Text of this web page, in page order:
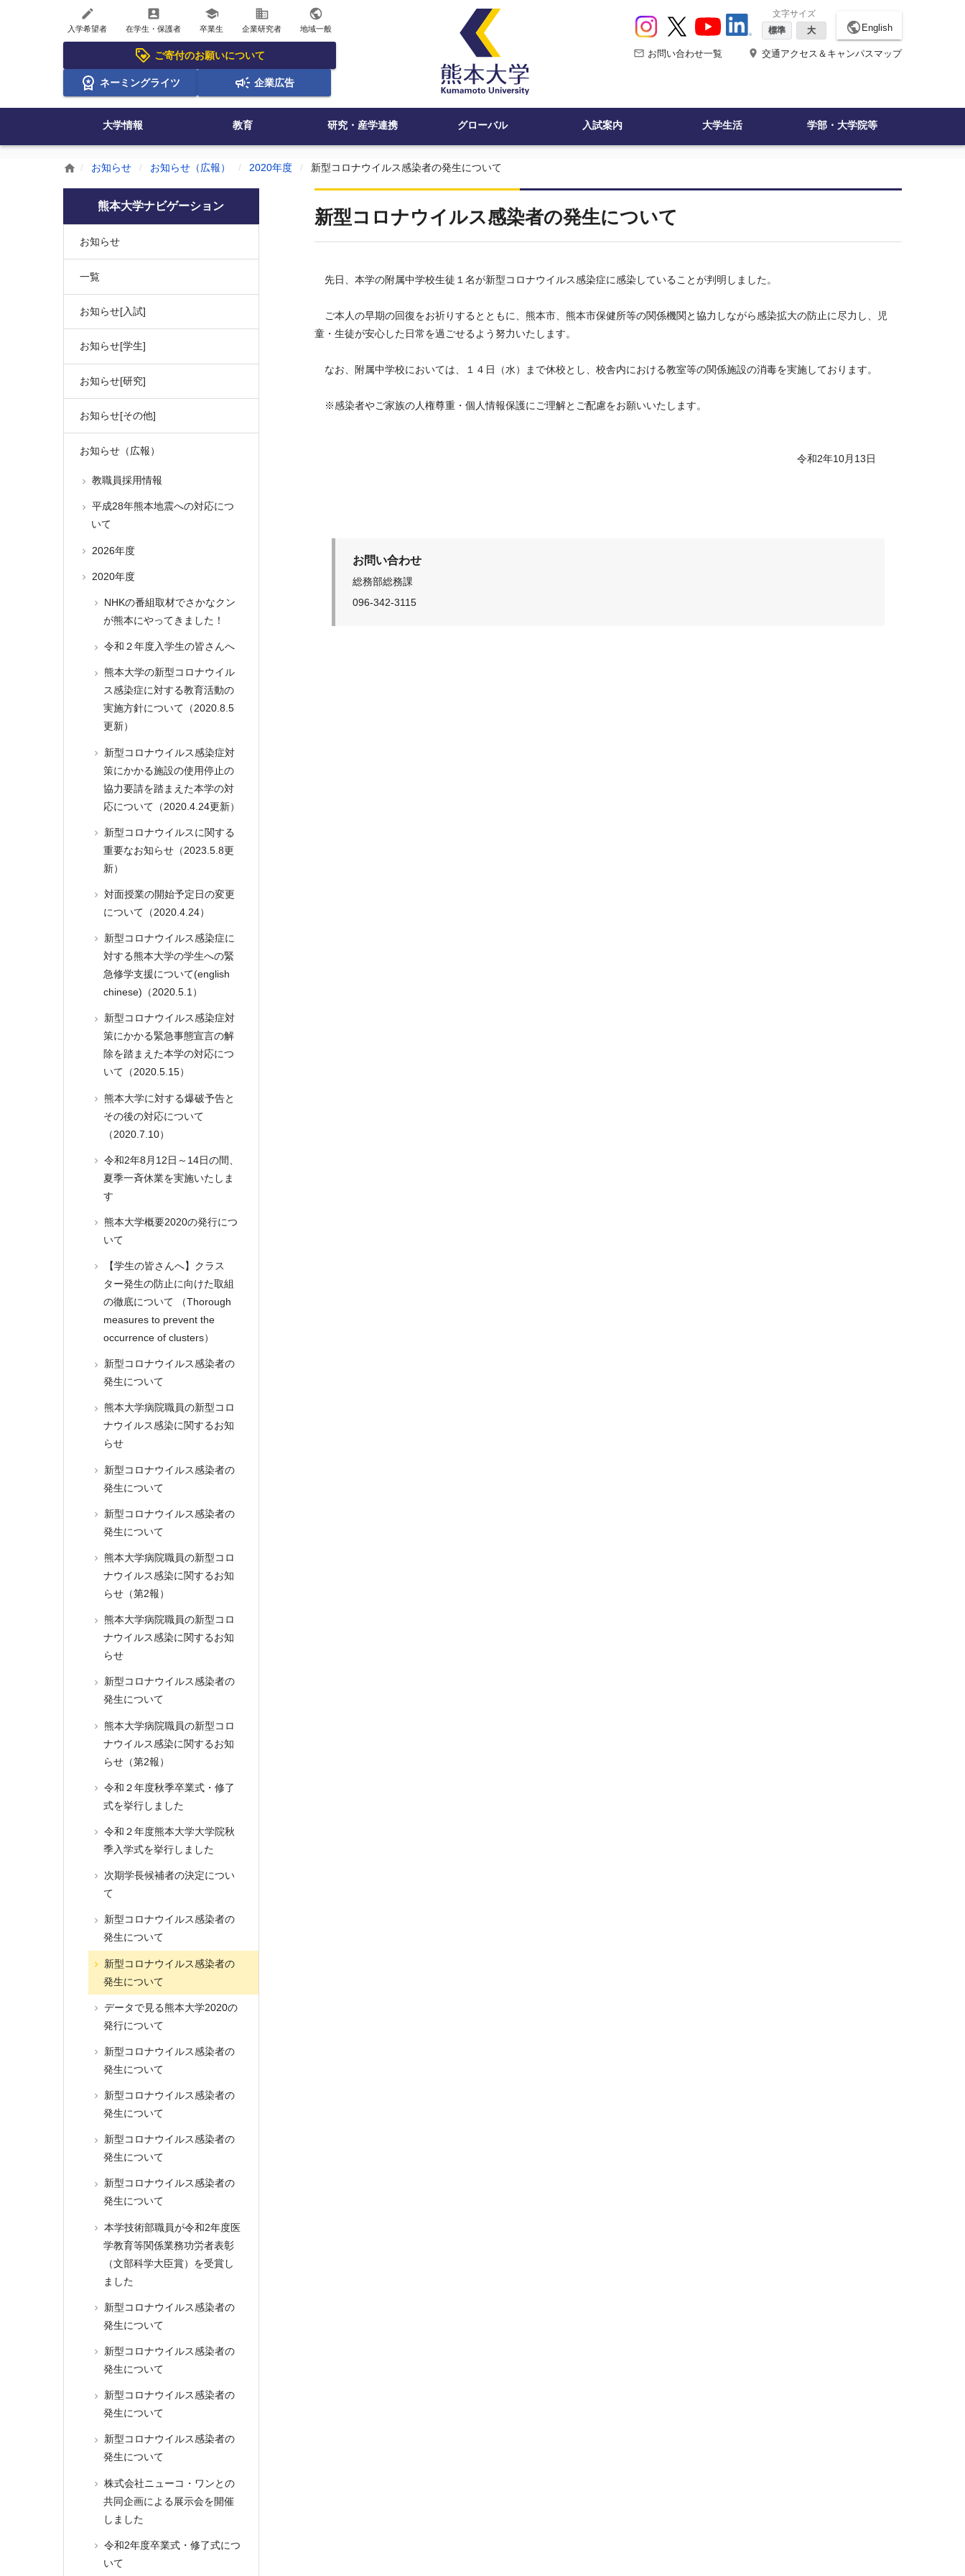
create
入学希望者
account_box
在学生・保護者
school
卒業生
business
企業研究者
public
地域一般
ご寄付のお願いについて
ネーミングライツ 企業広告
文字サイズ
標準
大 public English
mail_outline お問い合わせ一覧 place 交通アクセス＆キャンパスマップ
大学情報 教育 研究・産学連携 グローバル 入試案内 大学生活 学部・大学院等
home お知らせ お知らせ（広報） 2020年度 新型コロナウイルス感染者の発生について
新型コロナウイルス感染者の発生について
先日、本学の附属中学校生徒１名が新型コロナウイルス感染症に感染していることが判明しました。
ご本人の早期の回復をお祈りするとともに、熊本市、熊本市保健所等の関係機関と協力しながら感染拡大の防止に尽力し、児
童・生徒が安心した日常を過ごせるよう努力いたします。
なお、附属中学校においては、１４日（水）まで休校とし、校舎内における教室等の関係施設の消毒を実施しております。
※感染者やご家族の人権尊重・個人情報保護にご理解とご配慮をお願いいたします。
令和2年10月 13日
お問い合わせ
総務部総務課
096-342-3115
熊本大学ナビゲーション
お知らせ
一覧
お知らせ[入試]
お知らせ[学生]
お知らせ[研究]
お知らせ[その他]
お知らせ（広報）
教職員採用情報
平成28年熊本地震への対応につ
いて
2026年度
2020年度
NHKの番組取材でさかなクン
が熊本にやってきました！
令和２年度入学生の皆さんへ
熊本大学の新型コロナウイル
ス感染症に対する教育活動の
実施方針について（2020.8.5
更新）
新型コロナウイルス感染症対
策にかかる施設の使用停止の
協力要請を踏まえた本学の対
応について（2020.4.24更新）
新型コロナウイルスに関する
重要なお知らせ（2023.5.8更
新）
対面授業の開始予定日の変更
について（2020.4.24）
新型コロナウイルス感染症に
対する熊本大学の学生への緊
急修学支援について(english
chinese)（2020.5.1）
新型コロナウイルス感染症対
策にかかる緊急事態宣言の解
除を踏まえた本学の対応につ
いて（2020.5.15）
熊本大学に対する爆破予告と
その後の対応について
（2020.7.10）
令和2年8月12日～14日の間、
夏季一斉休業を実施いたしま
す
熊本大学概要2020の発行につ
いて
【学生の皆さんへ】クラス
ター発生の防止に向けた取組
の徹底について （Thorough
measures to prevent the
occurrence of clusters）
新型コロナウイルス感染者の
発生について
熊本大学病院職員の新型コロ
ナウイルス感染に関するお知
らせ
新型コロナウイルス感染者の
発生について
新型コロナウイルス感染者の
発生について
熊本大学病院職員の新型コロ
ナウイルス感染に関するお知
らせ（第2報）
熊本大学病院職員の新型コロ
ナウイルス感染に関するお知
らせ
新型コロナウイルス感染者の
発生について
熊本大学病院職員の新型コロ
ナウイルス感染に関するお知
らせ（第2報）
令和２年度秋季卒業式・修了
式を挙行しました
令和２年度熊本大学大学院秋
季入学式を挙行しました
次期学長候補者の決定につい
て
新型コロナウイルス感染者の
発生について
新型コロナウイルス感染者の
発生について
データで見る熊本大学2020の
発行について
新型コロナウイルス感染者の
発生について
新型コロナウイルス感染者の
発生について
新型コロナウイルス感染者の
発生について
新型コロナウイルス感染者の
発生について
本学技術部職員が令和2年度医
学教育等関係業務功労者表彰
（文部科学大臣賞）を受賞し
ました
新型コロナウイルス感染者の
発生について
新型コロナウイルス感染者の
発生について
新型コロナウイルス感染者の
発生について
新型コロナウイルス感染者の
発生について
株式会社ニューコ・ワンとの
共同企画による展示会を開催
しました
令和2年度卒業式・修了式につ
いて